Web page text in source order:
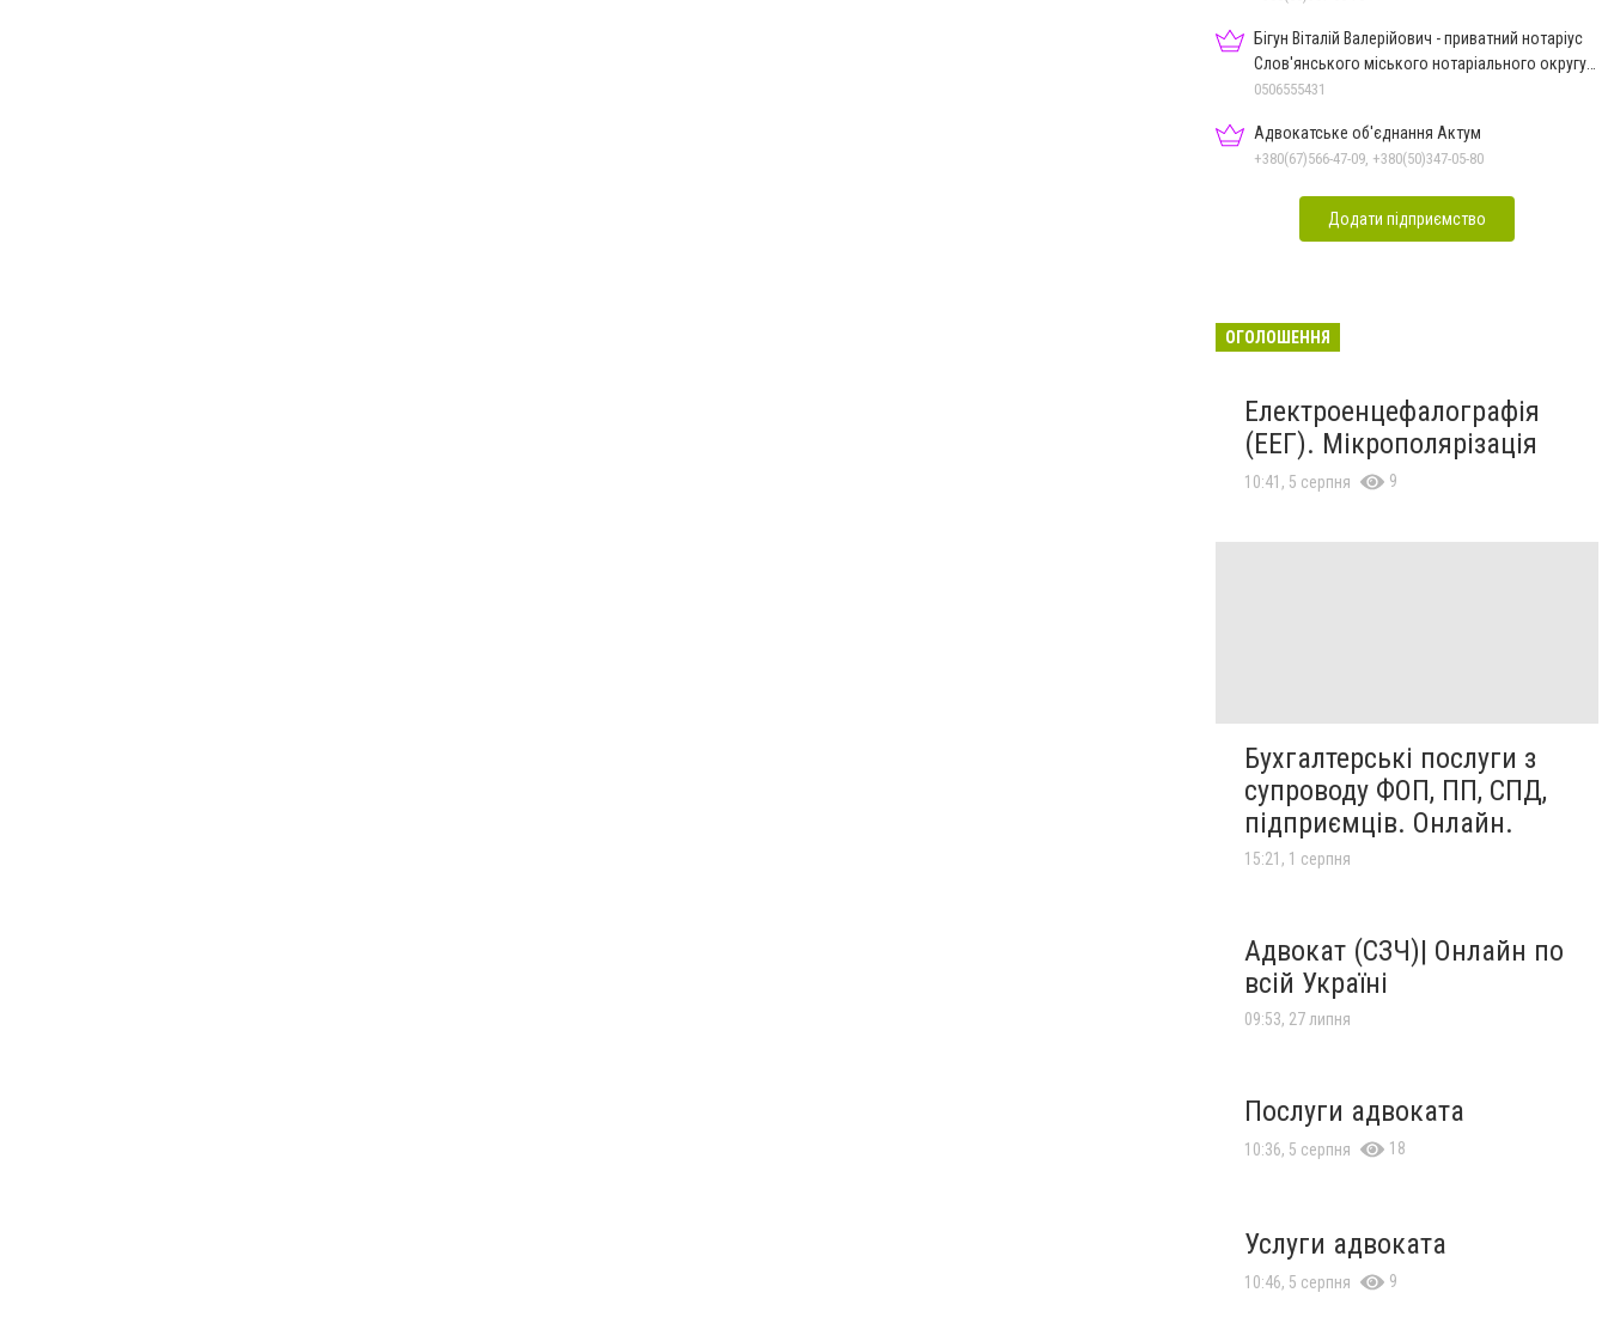
Бігун Віталій Валерійович - приватний нотаріус
Слов'янського міського нотаріального округу
Дон.обл.
0506555431
Адвокатське об'єднання Актум
+380(67)566-47-09, +380(50)347-05-80
Додати підприємство
ОГОЛОШЕННЯ
Електроенцефалографія
(ЕЕГ). Мікрополярізація
10:41, 5 серпня 9
Бухгалтерські послуги з
супроводу ФОП, ПП, СПД,
підприємців. Онлайн.
15:21, 1 серпня
Адвокат (СЗЧ)| Онлайн по
всій Україні
09:53, 27 липня
Послуги адвоката
10:36, 5 серпня 18
Услуги адвоката
10:46, 5 серпня 9